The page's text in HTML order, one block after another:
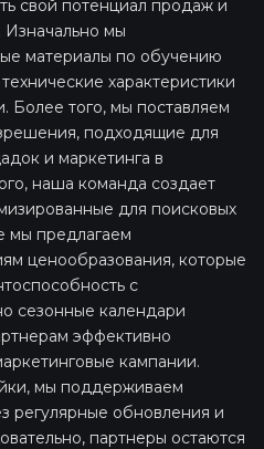
свой потенциал продаж и
Изначально мы
материалы по обучению
характеристики
Более того, мы поставляем
подходящие для
и маркетинга в
наша команда создает
для поисковых
мы предлагаем
ценообразования, которые
с
сезонные календари
эффективно
кампании.
мы поддерживаем
регулярные обновления и
партнеры остаются